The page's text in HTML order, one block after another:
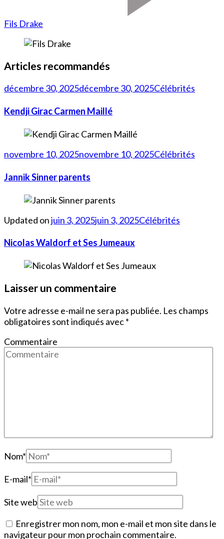
Fils Drake
Articles recommandés
décembre 30, 2025décembre 30, 2025Célébrités
Kendji Girac Carmen Maillé
novembre 10, 2025novembre 10, 2025Célébrités
Jannik Sinner parents
Updated onjuin 3, 2025juin 3, 2025Célébrités
Nicolas Waldorf et Ses Jumeaux
Laisser un commentaire
Votre adresse e-mail ne sera pas publiée. Les champs
obligatoires sont indiqués avec*
Commentaire
Nom*
E-mail*
Site web
Enregistrer mon nom, mon e-mail et mon site dans le
navigateur pour mon prochain commentaire.